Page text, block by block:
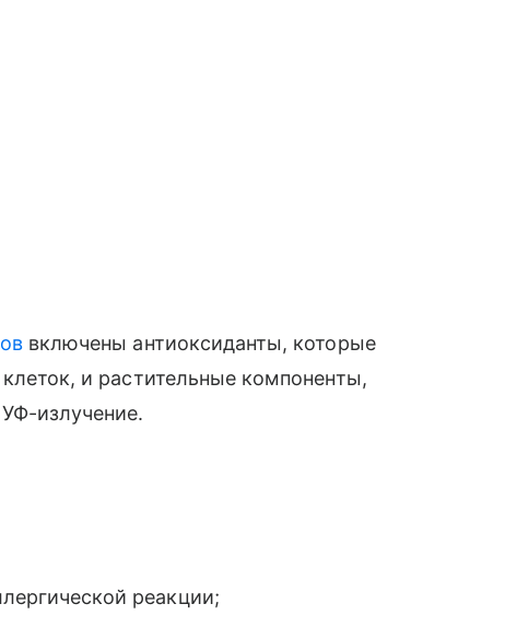
включены антиоксиданты, которые
и растительные компоненты,
излучение.
реакции;